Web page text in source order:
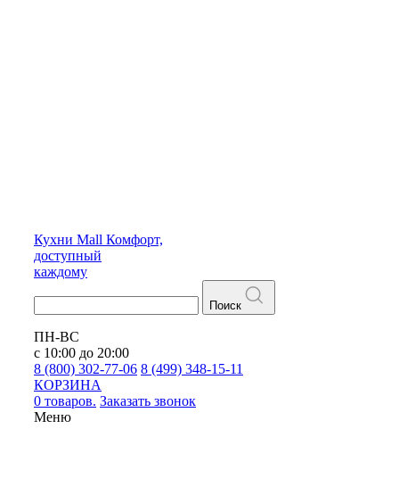
Кухни Mall Комфорт,
доступный
каждому
Поиск
ПН-ВС
с 10:00 до 20:00
8 (800) 302-77-06 8 (499) 348-15-11
КОРЗИНА
0 товаров. Заказать звонок
Меню